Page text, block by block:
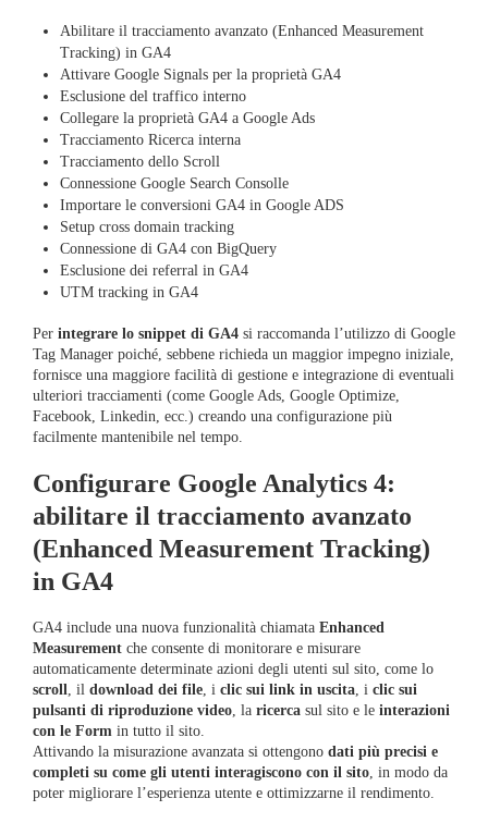
Abilitare il tracciamento avanzato (Enhanced Measurement
Tracking) in GA4
Attivare Google Signals per la proprietà GA4
Esclusione del traffico interno
Collegare la proprietà GA4 a Google Ads
Tracciamento Ricerca interna
Tracciamento dello Scroll
Connessione Google Search Consolle
Importare le conversioni GA4 in Google ADS
Setup cross domain tracking
Connessione di GA4 con BigQuery
Esclusione dei referral in GA4
UTM tracking in GA4
Per integrare lo snippet di GA4 si raccomanda l’utilizzo di Google
Tag Manager poiché, sebbene richieda un maggior impegno iniziale,
fornisce una maggiore facilità di gestione e integrazione di eventuali
ulteriori tracciamenti (come Google Ads, Google Optimize,
Facebook, Linkedin, ecc.) creando una configurazione più
facilmente mantenibile nel tempo.
Configurare Google Analytics 4:
abilitare il tracciamento avanzato
(Enhanced Measurement Tracking)
in GA4
GA4 include una nuova funzionalità chiamata Enhanced
Measurement che consente di monitorare e misurare
automaticamente determinate azioni degli utenti sul sito, come lo
scroll , il download dei file , i clic sui link in uscita , i clic sui
pulsanti di riproduzione video , la ricerca sul sito e le interazioni
con le Form in tutto il sito.
Attivando la misurazione avanzata si ottengono dati più precisi e
completi su come gli utenti interagiscono con il sito , in modo da
poter migliorare l’esperienza utente e ottimizzarne il rendimento.